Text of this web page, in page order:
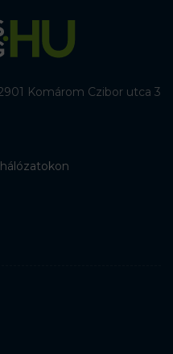
Komárom Czibor utca 3